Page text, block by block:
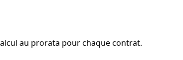
au prorata pour chaque contrat.